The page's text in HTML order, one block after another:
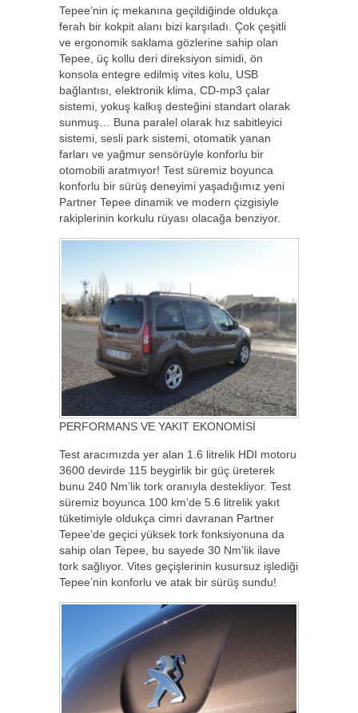
Tepee’nin iç mekanına geçildiğinde oldukça
ferah bir kokpit alanı bizi karşıladı. Çok çeşitli
ve ergonomik saklama gözlerine sahip olan
Tepee, üç kollu deri direksiyon simidi, ön
konsola entegre edilmiş vites kolu, USB
bağlantısı, elektronik klima, CD-mp3 çalar
sistemi, yokuş kalkış desteğini standart olarak
sunmuş… Buna paralel olarak hız sabitleyici
sistemi, sesli park sistemi, otomatik yanan
farları ve yağmur sensörüyle konforlu bir
otomobili aratmıyor! Test süremiz boyunca
konforlu bir sürüş deneyimi yaşadığımız yeni
Partner Tepee dinamik ve modern çizgisiyle
rakiplerinin korkulu rüyası olacağa benziyor.
PERFORMANS VE YAKIT EKONOMİSİ
Test aracımızda yer alan 1.6 litrelik HDI motoru
3600 devirde 115 beygirlik bir güç üreterek
bunu 240 Nm’lik tork oranıyla destekliyor. Test
süremiz boyunca 100 km’de 5.6 litrelik yakıt
tüketimiyle oldukça cimri davranan Partner
Tepee’de geçici yüksek tork fonksiyonuna da
sahip olan Tepee, bu sayede 30 Nm’lik ilave
tork sağlıyor. Vites geçişlerinin kusursuz işlediği
Tepee’nin konforlu ve atak bir sürüş sundu!